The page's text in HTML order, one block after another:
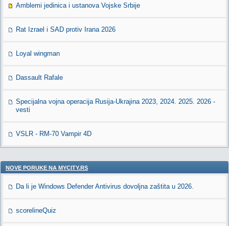
Amblemi jedinica i ustanova Vojske Srbije
Rat Izrael i SAD protiv Irana 2026
Loyal wingman
Dassault Rafale
Specijalna vojna operacija Rusija-Ukrajina 2023, 2024. 2025. 2026 -
vesti
VSLR - RM-70 Vampir 4D
NOVE PORUKE NA MYCITY.RS
Da li je Windows Defender Antivirus dovoljna zaštita u 2026.
scorelineQuiz